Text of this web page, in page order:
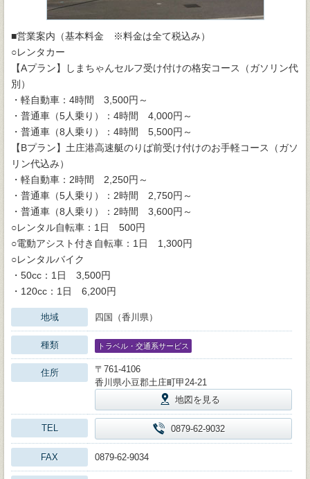
■営業案内（基本料金 ※料金は全て税込み）
○レンタカー
【Aプラン】しまちゃんセルフ受け付けの格安コース（ガソリン代
別）
・軽自動車：4時間 3,500円～
・普通車（5人乗り）：4時間 4,000円～
・普通車（8人乗り）：4時間 5,500円～
【Bプラン】土庄港高速艇のりば前受け付けのお手軽コース（ガソ
リン代込み）
・軽自動車：2時間 2,250円～
・普通車（5人乗り）：2時間 2,750円～
・普通車（8人乗り）：2時間 3,600円～
○レンタル自転車：1日 500円
○電動アシスト付き自転車：1日 1,300円
○レンタルバイク
・50cc：1日 3,500円
・120cc：1日 6,200円
地域 四国（香川県）
種類 トラベル・交通系サービス
住所
〒761-4106
香川県小豆郡土庄町甲24-21
地図を見る
TEL 0879-62-9032
FAX 0879-62-9034